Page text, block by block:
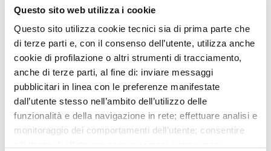
Questo sito web utilizza i cookie
Questo sito utilizza cookie tecnici sia di prima parte che
di terze parti e, con il consenso dell’utente, utilizza anche
cookie di profilazione o altri strumenti di tracciamento,
anche di terze parti, al fine di: inviare messaggi
pubblicitari in linea con le preferenze manifestate
dall’utente stesso nell’ambito dell’utilizzo delle
funzionalità e della navigazione in rete; effettuare analisi e
monitoraggio dei comportamenti dell’utente; consentire
I prossimi eventi
Gli appuntamenti della settimana
IL CALENDARIO COMPLETO